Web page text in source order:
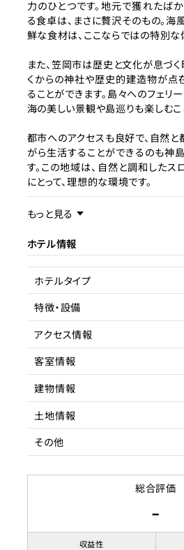
力のひとつです。地元で獲れたば
る食卓は、まさに贅沢そのもの。
鮮な食材は、ここならではの特別な
また、笠岡市は歴史と文化が息づ
くからの神社や歴史的建造物が点
ることができます。島々へのフェリ
海の美しい景観や島巡りも楽しむこ
都市へのアクセスも良好で、自然
がら生活することができるのも神
す。この地域は、自然と調和した
にとって、理想的な環境です。
事業内容／事業特徴
ターゲット層
客単価／客室単価
稼働率
もっと見る
ホテル情報
ホテルタイプ
リゾートホテル
特徴・設備
アクセス情報
所在地
岡山
アクセス
駅までの距離
客室情報
収容人数
建物情報
建物構造
木造
階数
2
築年数
土地情報
土地権利
所有
126.99
用途地域
その他
賃料
総合評価
-
収益性